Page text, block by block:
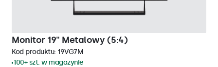
Monitor 19" Metalowy (5:4)
Kod produktu: 19VG7M
100+ szt. w magazynie